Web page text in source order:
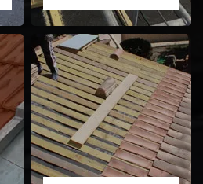
Réparation de
toiture 31